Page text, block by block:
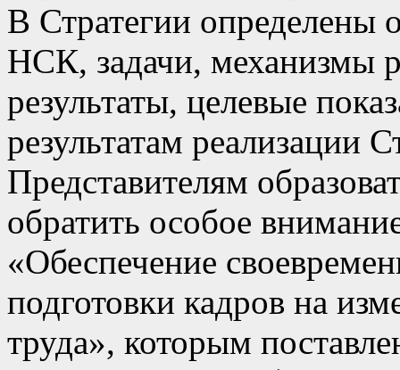
В Стратегии определены
НСК, задачи, механизмы
результаты, целевые
результатам реализации
Представителям
обратить особое
«Обеспечение
подготовки кадров на
труда», которым